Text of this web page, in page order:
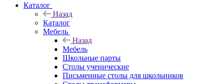
Каталог
Назад
Каталог
Мебель
Назад
Мебель
Школьные парты
Столы ученические
Письменные столы для школьников